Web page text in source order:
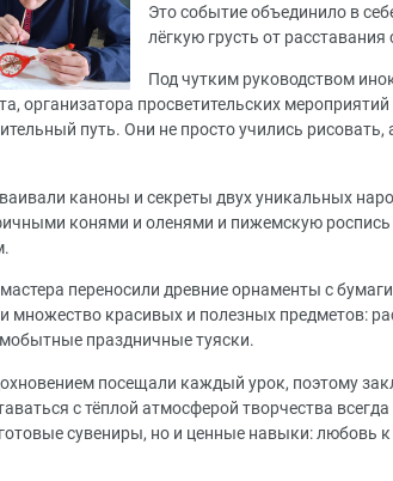
Это событие объединило в
лёгкую грусть от
Под чутким руководством
организатора просветительских
путь. Они не просто учились
каноны и секреты двух уникальных
конями и оленями и пижемскую роспись
переносили древние орнаменты с
множество красивых и полезных предметов:
праздничные туяски.
посещали каждый урок, поэтому
с тёплой атмосферой творчества
сувениры, но и ценные навыки: любовь